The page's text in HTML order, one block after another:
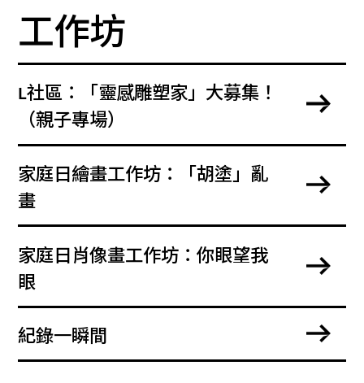
工作坊
L社區：「靈感雕塑家」大募集！
（親子專場）
家庭日繪畫工作坊：「胡塗」亂
畫
家庭日肖像畫工作坊：你眼望我
眼
紀錄一瞬間